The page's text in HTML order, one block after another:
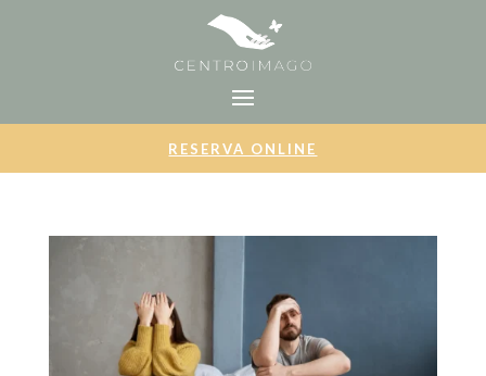
RESERVA ONLINE